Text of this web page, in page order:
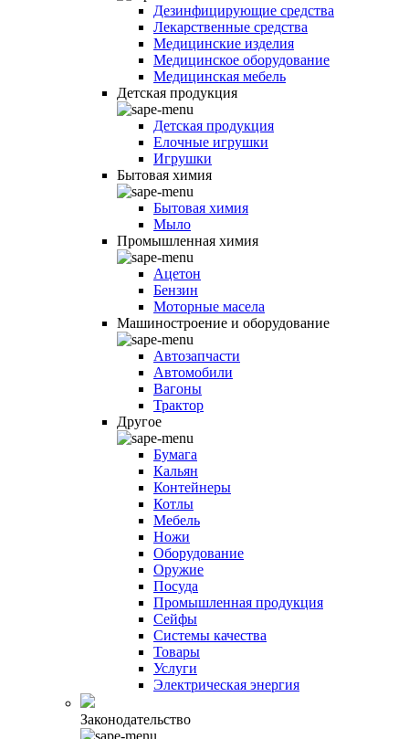
Дезинфицирующие средства
Лекарственные средства
Медицинские изделия
Медицинское оборудование
Медицинская мебель
Детская продукция
Детская продукция
Елочные игрушки
Игрушки
Бытовая химия
Бытовая химия
Мыло
Промышленная химия
Ацетон
Бензин
Моторные масела
Машиностроение и оборудование
Автозапчасти
Автомобили
Вагоны
Трактор
Другое
Бумага
Кальян
Контейнеры
Котлы
Мебель
Ножи
Оборудование
Оружие
Посуда
Промышленная продукция
Сейфы
Системы качества
Товары
Услуги
Электрическая энергия
Законодательство